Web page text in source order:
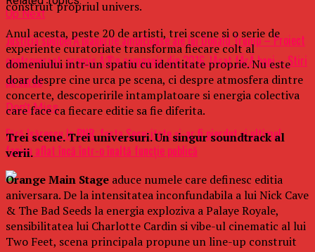
Up Next
JustiÈia spulberÄ planurile ambiÈioase ale lui Donald Trump – Proiect
controversat, promis Ã®n campania din 2016, lÄsat fÄrÄ bani – Stiri
pe surse
Don't Miss
Fără Isărescu la BNR, fosta Securitate și-ar fi pierdut și ultimul
fanion aflat încă într-o înaltă funcție publică
construit propriul univers.
Anul acesta, peste 20 de artisti, trei scene si o serie de
experiente curatoriate transforma fiecare colt al
domeniului intr-un spatiu cu identitate proprie. Nu este
doar despre cine urca pe scena, ci despre atmosfera dintre
concerte, descoperirile intamplatoare si energia colectiva
care face ca fiecare editie sa fie diferita.
Trei scene. Trei universuri. Un singur soundtrack al
verii.
Orange Main Stage aduce numele care definesc editia
aniversara. De la intensitatea inconfundabila a lui Nick Cave
& The Bad Seeds la energia exploziva a Palaye Royale,
sensibilitatea lui Charlotte Cardin si vibe-ul cinematic al lui
Two Feet, scena principala propune un line-up construit